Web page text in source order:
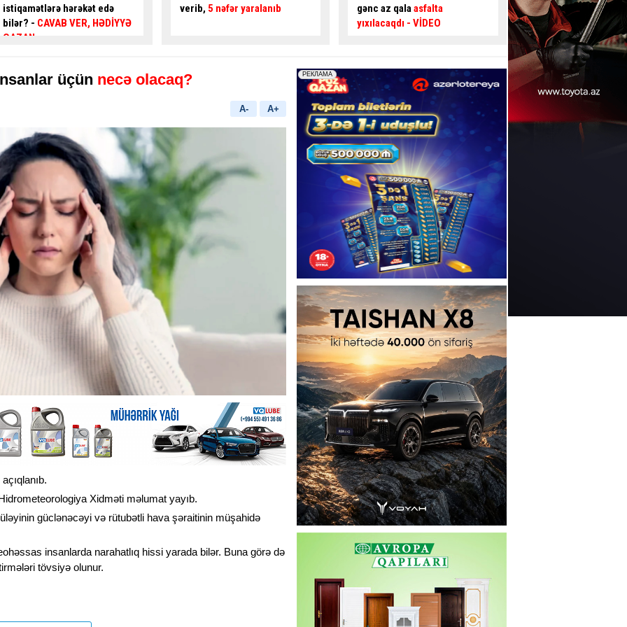
verib,5 nəfər yaralanıb gənc az qalaasfalta
təsir edir? –Usta AÇIQLADI
təhlükəli ötmə -
şəraiti yaratdı-
üçün necə olacaq?
A- A+
Xidməti məlumat yayıb.
güclənəcəyi və rütubətli hava şəraitinin müşahidə
insanlarda narahatlıq hissi yarada bilər. Buna görə də
tövsiyə olunur.